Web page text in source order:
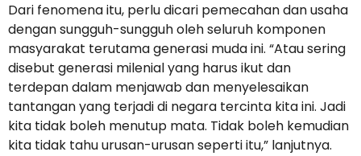
Dari fenomena itu, perlu dicari pemecahan dan usaha
dengan sungguh-sungguh oleh seluruh komponen
masyarakat terutama generasi muda ini. “Atau sering
disebut generasi milenial yang harus ikut dan
terdepan dalam menjawab dan menyelesaikan
tantangan yang terjadi di negara tercinta kita ini. Jadi
kita tidak boleh menutup mata. Tidak boleh kemudian
kita tidak tahu urusan-urusan seperti itu,” lanjutnya.